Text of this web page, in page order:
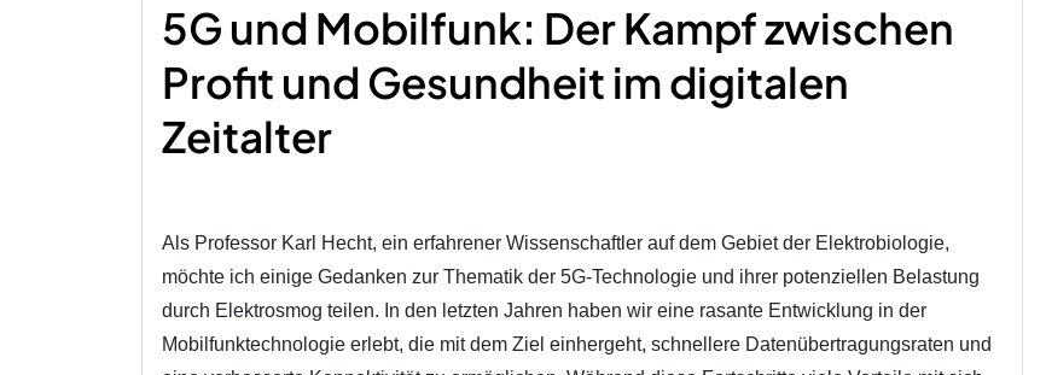
5G und Mobilfunk: Der Kampf zwischen
Profit und Gesundheit im digitalen
Zeitalter
Als Professor Karl Hecht, ein erfahrener Wissenschaftler auf dem Gebiet der Elektrobiologie,
möchte ich einige Gedanken zur Thematik der 5G-Technologie und ihrer potenziellen Belastung
durch Elektrosmog teilen. In den letzten Jahren haben wir eine rasante Entwicklung in der
Mobilfunktechnologie erlebt, die mit dem Ziel einhergeht, schnellere Datenübertragungsraten und